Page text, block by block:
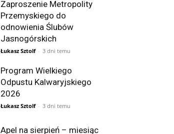
Zaproszenie Metropolity
Przemyskiego do
odnowienia Ślubów
Jasnogórskich
Łukasz Sztolf - 3 dni temu
Program Wielkiego
Odpustu Kalwaryjskiego
2026
Łukasz Sztolf - 3 dni temu
Apel na sierpień – miesiąc